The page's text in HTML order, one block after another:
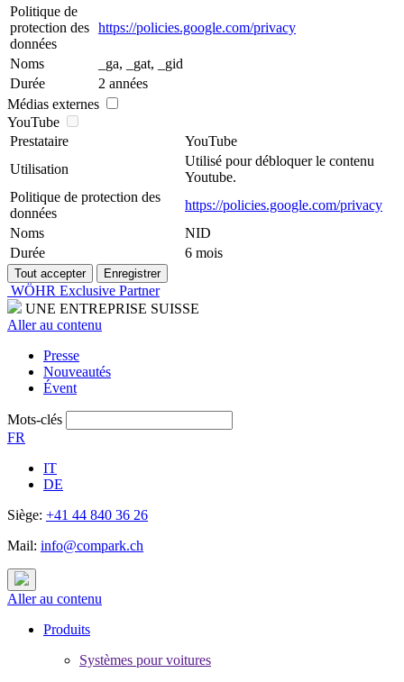
Politique de
protection des
données
https://policies.google.com/privacy
Noms
_ga, _gat, _gid
Durée
2 années
Médias externes
YouTube
Prestataire
YouTube
Utilisation
Utilisé pour débloquer le contenu
Youtube.
Politique de protection des
données
https://policies.google.com/privacy
Noms
NID
Durée
6 mois
WÖHR Exclusive Partner
UNE ENTREPRISE SUISSE
Aller au contenu
Presse
Nouveautés
Évent
Mots-clés
FR
IT
DE
Siège: +41 44 840 36 26
Mail: info@compark.ch
Aller au contenu
Produits
Systèmes pour voitures